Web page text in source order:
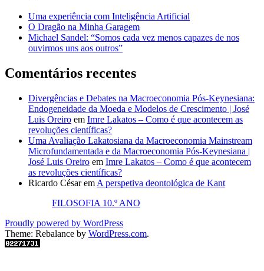
Uma experiência com Inteligência Artificial
O Dragão na Minha Garagem
Michael Sandel: “Somos cada vez menos capazes de nos
ouvirmos uns aos outros”
Comentários recentes
Divergências e Debates na Macroeconomia Pós-Keynesiana:
Endogeneidade da Moeda e Modelos de Crescimento | José
Luis Oreiro em Imre Lakatos – Como é que acontecem as
revoluções científicas?
Uma Avaliação Lakatosiana da Macroeconomia Mainstream
Microfundamentada e da Macroeconomia Pós-Keynesiana |
José Luis Oreiro em Imre Lakatos – Como é que acontecem
as revoluções científicas?
Ricardo Césarem A perspetiva deontológica de Kant
FILOSOFIA 10.º ANO
Proudly powered by WordPress
Theme: Rebalance by WordPress.com.